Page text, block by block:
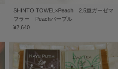
SHINTO TOWEL×Peach 2.5重ガーゼマ
フラー Peachパープル
¥2,640